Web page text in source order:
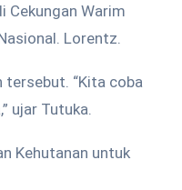
Cekungan Warim
Lorentz.
“Kita coba
ujar Tutuka.
Kehutanan untuk